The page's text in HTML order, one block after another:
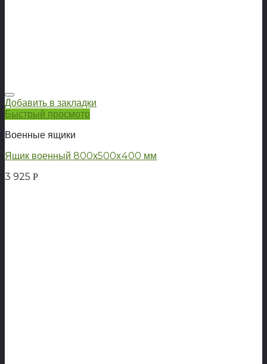
Добавить в закладки
Быстрый просмотр
Военные ящики
Ящик военный 800х500х400 мм
3 925 Р